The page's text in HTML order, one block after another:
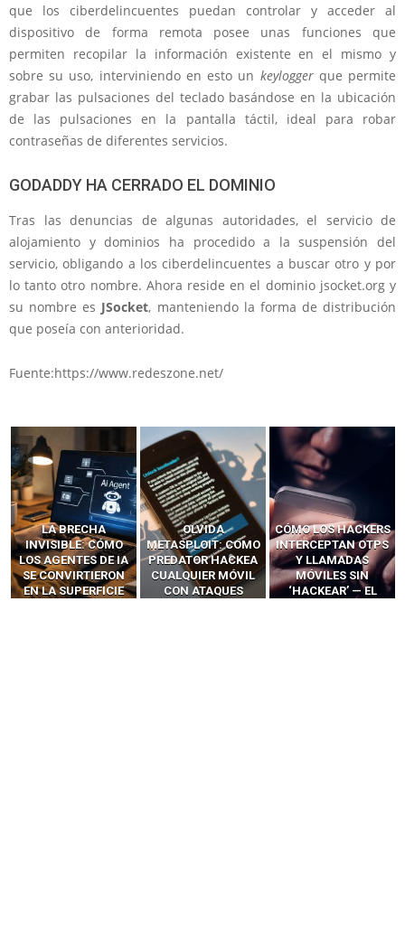
que los ciberdelincuentes puedan controlar y acceder al
dispositivo de forma remota posee unas funciones que
permiten recopilar la información existente en el mismo y
sobre su uso, interviniendo en esto un keyloggerque permite
grabar las pulsaciones del teclado basándose en la ubicación
de las pulsaciones en la pantalla táctil, ideal para robar
contraseñas de diferentes servicios.
GODADDY HA CERRADO EL DOMINIO
Tras las denuncias de algunas autoridades, el servicio de
alojamiento y dominios ha procedido a la suspensión del
servicio, obligando a los ciberdelincuentes a buscar otro y por
lo tanto otro nombre. Ahora reside en el dominio jsocket.org y
su nombre es JSocket, manteniendo la forma de distribución
que poseía con anterioridad.
Fuente:https://www.redeszone.net/
LA BRECHA
INVISIBLE: CÓMO
LOS AGENTES DE IA
SE CONVIRTIERON
EN LA SUPERFICIE
OLVIDA
METASPLOIT: CÓMO
PREDATOR HACKEA
CUALQUIER MÓVIL
CON ATAQUES
CÓMO LOS HACKERS
INTERCEPTAN OTPS
Y LLAMADAS
MÓVILES SIN
‘HACKEAR’ — EL